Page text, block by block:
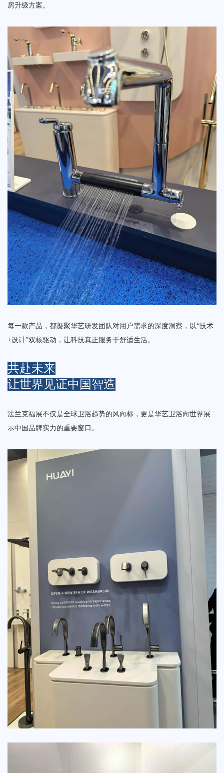
房升级方案。
每一款产品，都凝聚华艺研发团队对用户需求的深度洞察，以“技术
+设计”双核驱动，让科技真正服务于舒适生活。
共赴未来
让世界见证中国智造
法兰克福展不仅是全球卫浴趋势的风向标，更是华艺卫浴向世界展
示中国品牌实力的重要窗口。